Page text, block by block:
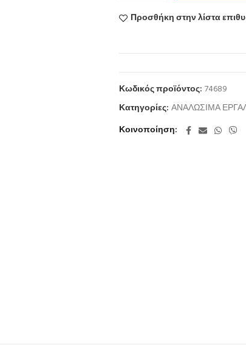
Προσθήκη στην λίστα
Κωδικός προϊόντος: 74689
Κατηγορίες: ΑΝΑΛΩΣΙΜΑ
Κοινοποίηση